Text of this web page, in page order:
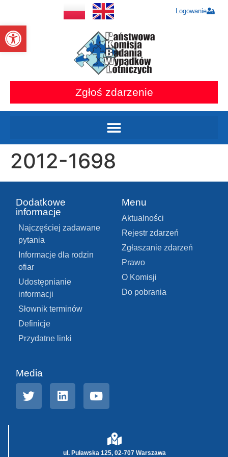
Otwórz pasek narzędzi
Logowanie
Zgłoś zdarzenie
2012-1698
Dodatkowe
informacje
Najczęściej zadawane
pytania
Informacje dla rodzin
ofiar
Udostępnianie
informacji
Słownik terminów
Definicje
Przydatne linki
Menu
Aktualności
Rejestr zdarzeń
Zgłaszanie zdarzeń
Prawo
O Komisji
Do pobrania
Media
ul. Puławska 125, 02-707 Warszawa